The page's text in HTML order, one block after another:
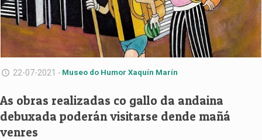
22-07-2021 - Museo do Humor Xaquín Marín
As obras realizadas co gallo da andaina
debuxada poderán visitarse dende mañá
venres